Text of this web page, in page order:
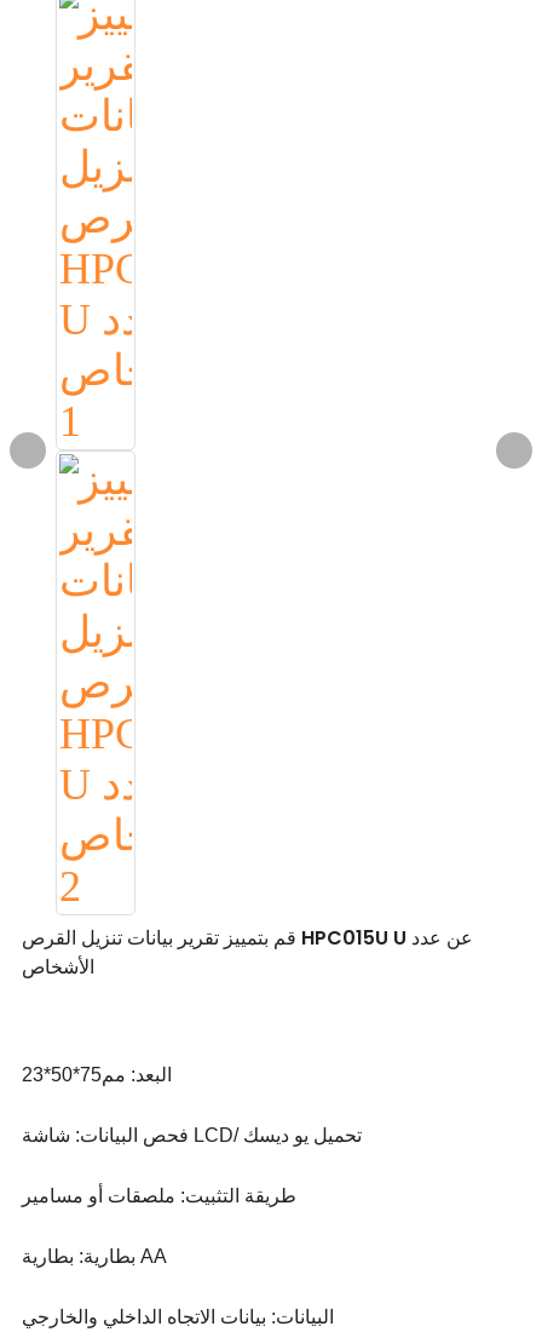
قم بتمييز تقرير بيانات تنزيل القرص HPC015U U عن عدد
الأشخاص
البعد: مم75*50*23
طريقة التثبيت: ملصقات أو مسامير
بطارية: بطارية AA
البيانات: بيانات الاتجاه الداخلي والخارجي